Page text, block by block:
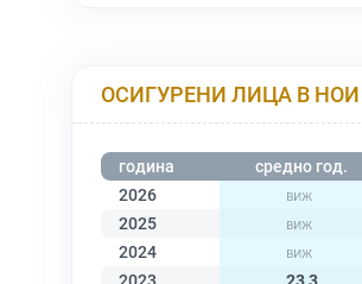
ОСИГУРЕНИ ЛИЦА В НОИ
година средно год.
2026
2025
2024